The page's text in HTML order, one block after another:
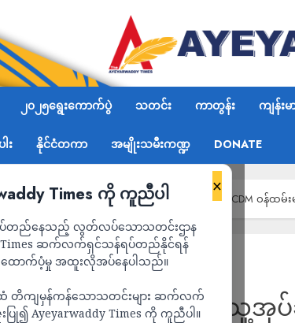
၂၀၂၅ရွေးကောက်ပွဲ သတင်း ကာတွန်း ကျန်းမ
း နိုင်ငံတကာ အမျိုးသမီးကဏ္ဍ DONATE
×
Times ကို ကူညီပါ
တည်နေသည့် လွတ်လပ်သောသတင်းဌာန
Times ဆက်လက်ရှင်သန်ရပ်တည်နိုင်ရန်
ာက်ပံ့မှု အထူးလိုအပ်နေပါသည်။
တိကျမှန်ကန်သောသတင်းများ ဆက်လက်
းပြု၍ Ayeyarwaddy Times ကို ကူညီပါ။
မင်းတပ်မြို့နယ်၊ ပြည်သူ့အုပ်ချုပ်ရေးအဖွဲ့မှ Non-CDM ဝန်
သတင်း
မင်းတပ်မြို့နယ်၊ ပြည်သူ့အုပ်